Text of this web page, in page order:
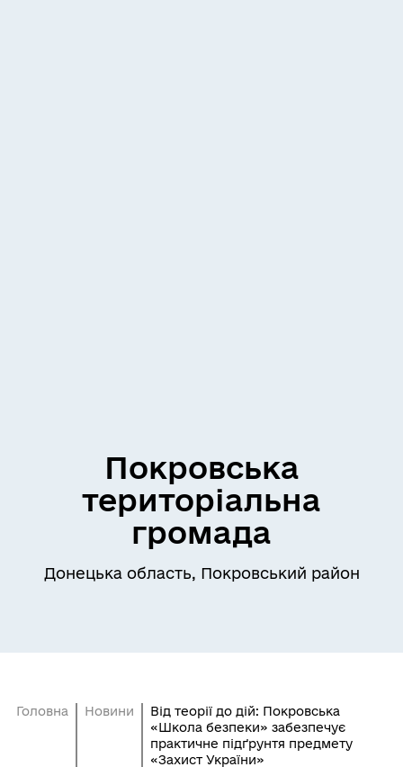
Покровська
територіальна
громада
Донецька область, Покровський район
Головна Новини
Від теорії до дій: Покровська
«Школа безпеки» забезпечує
практичне підґрунтя предмету
«Захист України»